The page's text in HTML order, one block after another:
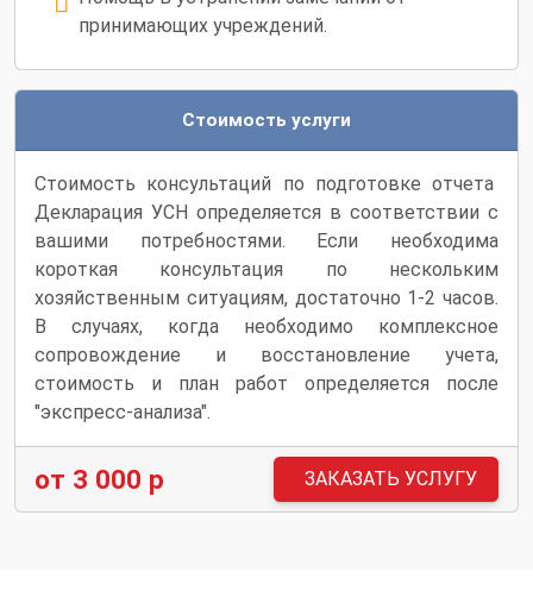
принимающих учреждений.
Стоимость услуги
Стоимость консультаций по подготовке отчета
Декларация УСН определяется в соответствии с
вашими потребностями. Если необходима
короткая консультация по нескольким
хозяйственным ситуациям, достаточно 1-2 часов.
В случаях, когда необходимо комплексное
сопровождение и восстановление учета,
стоимость и план работ определяется после
"экспресс-анализа".
от 3 000 р ЗАКАЗАТЬ УСЛУГУ